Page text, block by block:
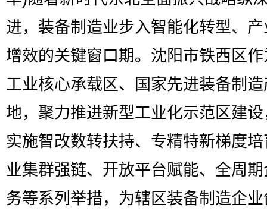
进，装备制造业步入智能化转型、
增效的关键窗口期。沈阳市铁西区
工业核心承载区、国家先进装备制
地，聚力推进新型工业化示范区建
实施智改数转扶持、专精特新梯度
业集群强链、开放平台赋能、全周
务等系列举措，为辖区装备制造企